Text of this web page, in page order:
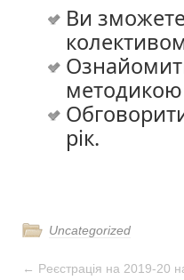
Bи
рік.
Uncategorized
← Pеєстрація на 2019-20